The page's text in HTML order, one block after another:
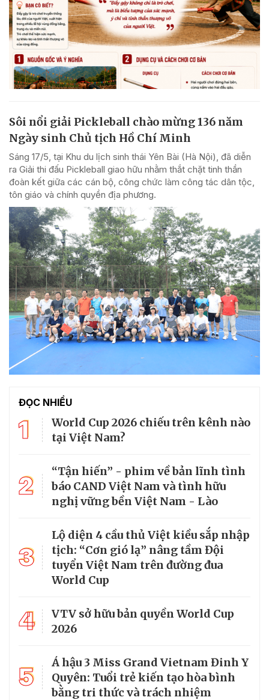
Sôi nổi giải Pickleball chào mừng 136 năm
Ngày sinh Chủ tịch Hồ Chí Minh
Sáng 17/5, tại Khu du lịch sinh thái Yên Bài (Hà Nội), đã diễn
ra Giải thi đấu Pickleball giao hữu nhằm thắt chặt tinh thần
đoàn kết giữa các cán bộ, công chức làm công tác dân tộc,
tôn giáo và chính quyền địa phương.
ĐỌC NHIỀU
1
World Cup 2026 chiếu trên kênh nào
tại Việt Nam?
2
“Tận hiến” - phim về bản lĩnh tình
báo CAND Việt Nam và tình hữu
nghị vững bền Việt Nam - Lào
3
Lộ diện 4 cầu thủ Việt kiều sắp nhập
tịch: “Cơn gió lạ” nâng tầm Đội
tuyển Việt Nam trên đường đua
World Cup
4
VTV sở hữu bản quyền World Cup
2026
5
Á hậu 3 Miss Grand Vietnam Đinh Y
Quyên: Tuổi trẻ kiến tạo hòa bình
bằng tri thức và trách nhiệm